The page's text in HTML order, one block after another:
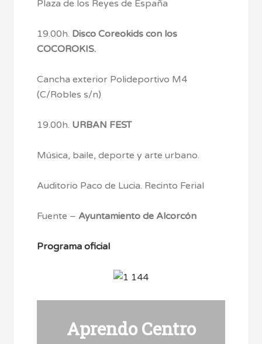
Plaza de los Reyes de España
19.00h. Disco Coreokids con los
COCOROKIS.
Cancha exterior Polideportivo M4
(C/Robles s/n)
19.00h. URBAN FEST
Música, baile, deporte y arte urbano.
Auditorio Paco de Lucia. Recinto Ferial
Fuente – Ayuntamiento de Alcorcón
Programa oficial
Aprendo Centro